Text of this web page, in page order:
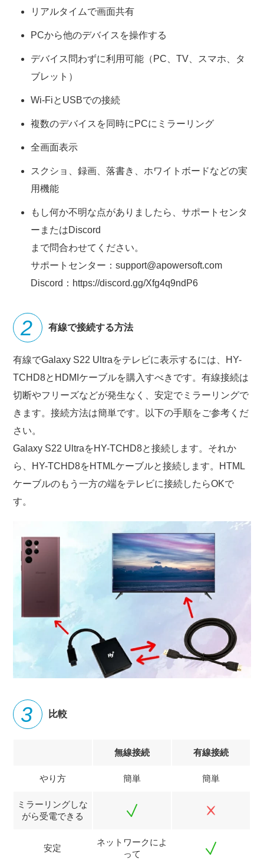
リアルタイムで画面共有
PCから他のデバイスを操作する
デバイス問わずに利用可能（PC、TV、スマホ、タ
ブレット）
Wi-FiとUSBでの接続
複数のデバイスを同時にPCにミラーリング
全画面表示
スクショ、録画、落書き、ホワイトボードなどの実
用機能
もし何か不明な点がありましたら、サポートセンタ
ーまたはDiscord
まで問合わせてください。
サポートセンター：support@apowersoft.com
Discord：https://discord.gg/Xfg4q9ndP6
有線で接続する方法
有線でGalaxy S22 Ultraをテレビに表示するには、HY-
TCHD8とHDMIケーブルを購入すべきです。有線接続は
切断やフリーズなどが発生なく、安定でミラーリングで
きます。接続方法は簡単です。以下の手順をご参考くだ
さい。
Galaxy S22 UltraをHY-TCHD8と接続します。それか
ら、HY-TCHD8をHTMLケーブルと接続します。HTML
ケーブルのもう一方の端をテレビに接続したらOKで
す。
比較
無線接続 有線接続
やり方 簡単 簡単
ミラーリングしな
がら受電できる
安定
ネットワークによ
って